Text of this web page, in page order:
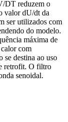
DT reduzem o
valor dU/dt da
ser utilizados com
do modelo.
máxima de
com
se destina ao uso
retrofit. O filtro
senoidal.